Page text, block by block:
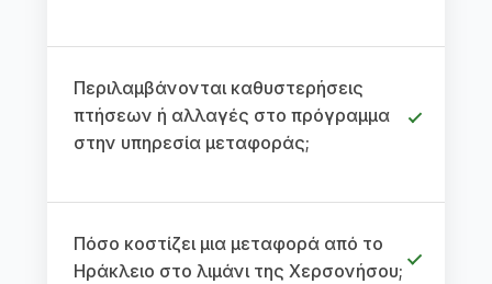
Περιλαμβάνονται καθυστερήσεις
πτήσεων ή αλλαγές στο πρόγραμμα
στην υπηρεσία μεταφοράς;
Πόσο κοστίζει μια μεταφορά από το
Ηράκλειο στο λιμάνι της Χερσονήσου;